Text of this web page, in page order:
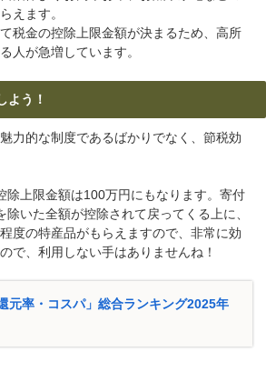
えます。
税金の控除上限金額が決まるため、高所
人が急増しています。
よう！
力的な制度であるばかりでなく、節税効
除上限金額は100万円にもなります。寄付
いた全額が控除されて戻ってくる上に、
度の特産品がもらえますので、非常に効
で、利用しない手はありませんね！
元率・コスパ」総合ランキング2025年